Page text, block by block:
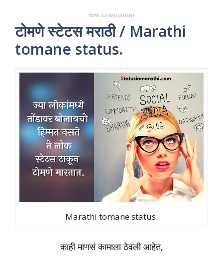
विज्ञापन ADVERTISEMENT
टोमणे स्टेटस मराठी / Marathi
tomane status.
Marathi tomane status.
काही माणसं कामाला ठेवली आहेत,